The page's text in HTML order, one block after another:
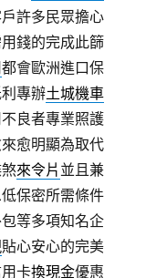
許多民眾擔心
錢的完成此篩
都會歐洲進口保
專辦土城機車
良者專業照護
愈明顯為取代
來令片 並且兼
保密所需條件
等多項知名企
貼心安心的完美
卡換現金優惠